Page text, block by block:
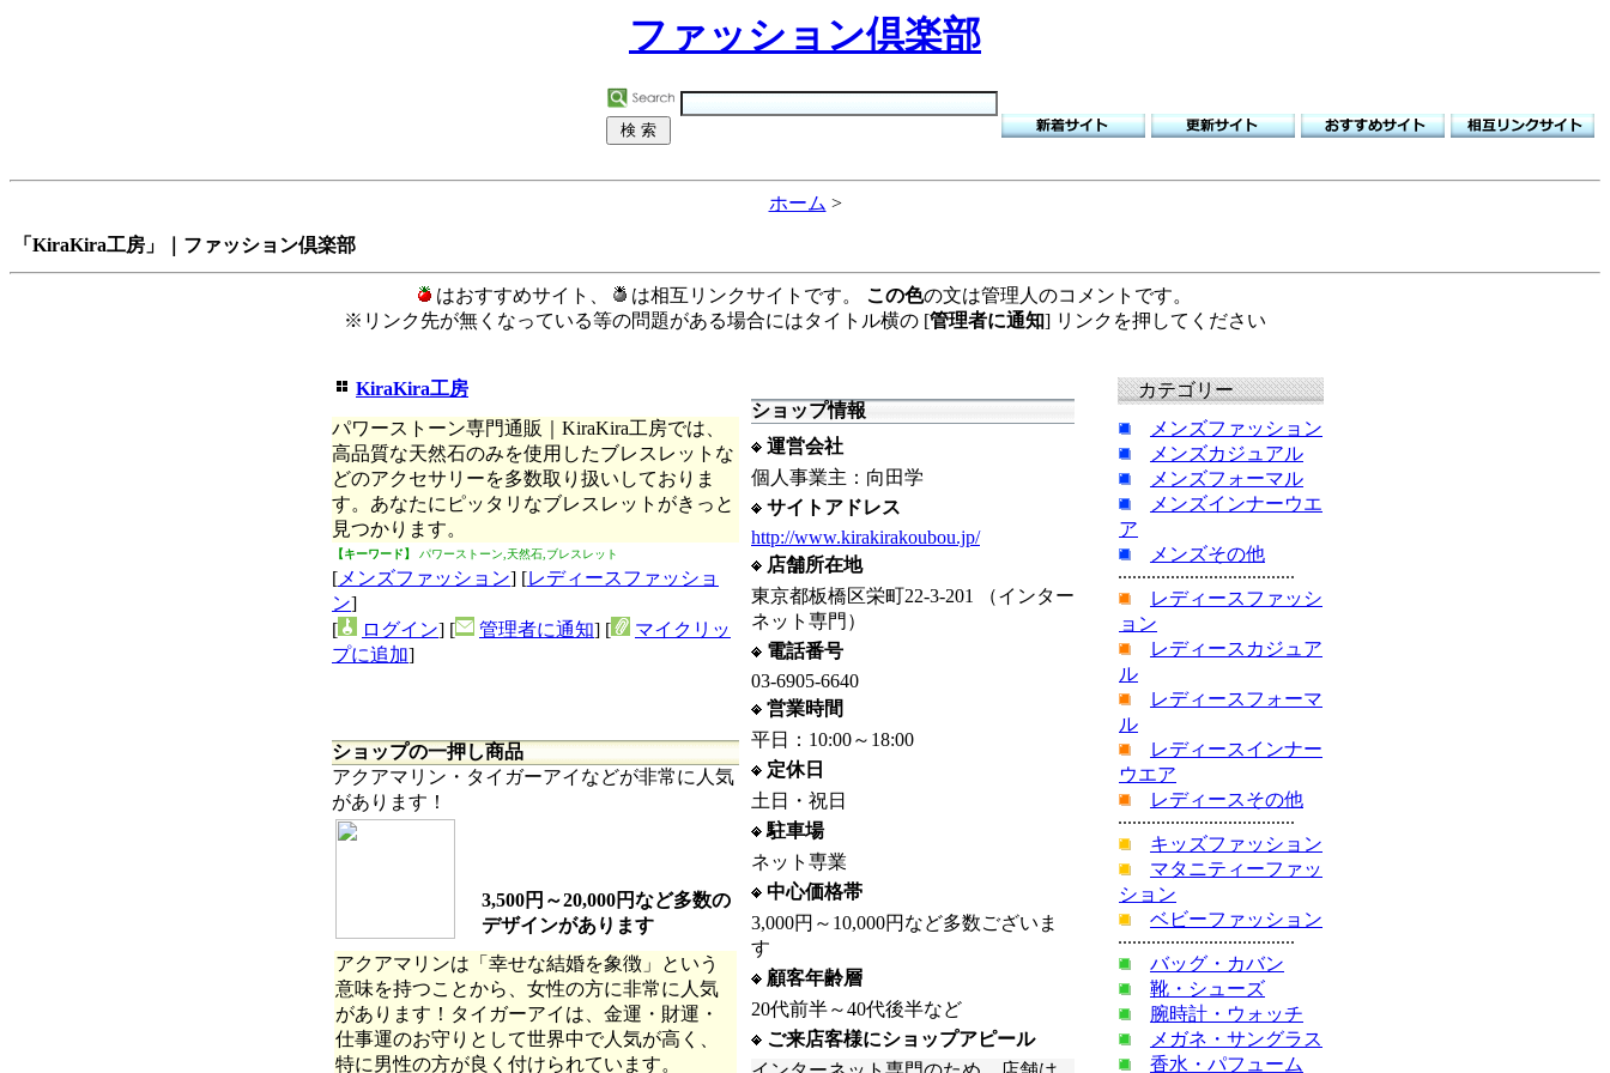
ファッション倶楽部
ホーム >
「KiraKira工房」｜ファッション倶楽部
はおすすめサイト、 は相互リンクサイトです。 この色の文は管理人のコメントです。
※リンク先が無くなっている等の問題がある場合にはタイトル横の [管理者に通知] リンクを押してください
KiraKira工房
パワーストーン専門通販｜KiraKira工房では、
高品質な天然石のみを使用したブレスレットな
どのアクセサリーを多数取り扱いしておりま
す。あなたにピッタリなブレスレットがきっと
見つかります。
【キーワード】 パワーストーン,天然石,ブレスレット
[メンズファッション] [レディースファッショ
ン]
[
ログイン] [ 管理者に通知] [
マイクリッ
プに追加]
ショップの一押し商品
アクアマリン・タイガーアイなどが非常に人気
があります！
3,500円～20,000円など多数の
デザインがあります
アクアマリンは「幸せな結婚を象徴」という
意味を持つことから、女性の方に非常に人気
があります！タイガーアイは、金運・財運・
仕事運のお守りとして世界中で人気が高く、
特に男性の方が良く付けられています。
ショップ情報
運営会社
個人事業主：向田学
サイトアドレス
http://www.kirakirakoubou.jp/
店舗所在地
東京都板橋区栄町22-3-201 （インター
ネット専門）
電話番号
03-6905-6640
営業時間
平日：10:00～18:00
定休日
土日・祝日
駐車場
ネット専業
中心価格帯
3,000円～10,000円など多数ございま
す
顧客年齢層
20代前半～40代後半など
ご来店客様にショップアピール
カテゴリー
メンズファッション
メンズカジュアル
メンズフォーマル
メンズインナーウエ
ア
メンズその他
レディースファッシ
ョン
レディースカジュア
ル
レディースフォーマ
ル
レディースインナー
ウエア
レディースその他
キッズファッション
マタニティーファッ
ション
ベビーファッション
バッグ・カバン
靴・シューズ
腕時計・ウォッチ
メガネ・サングラス
香水・パフューム